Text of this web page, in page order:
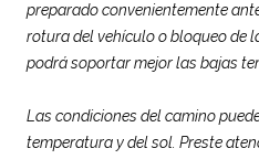
preparado convenientemente
rotura del vehículo o bloqueo de
podrá soportar mejor las bajas
Las condiciones del camino
temperatura y del sol. Preste